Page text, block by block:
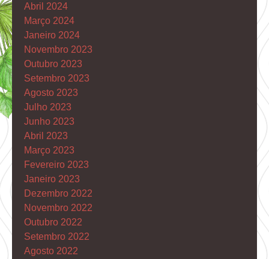
Abril 2024
Março 2024
Janeiro 2024
Novembro 2023
Outubro 2023
Setembro 2023
Agosto 2023
Julho 2023
Junho 2023
Abril 2023
Março 2023
Fevereiro 2023
Janeiro 2023
Dezembro 2022
Novembro 2022
Outubro 2022
Setembro 2022
Agosto 2022